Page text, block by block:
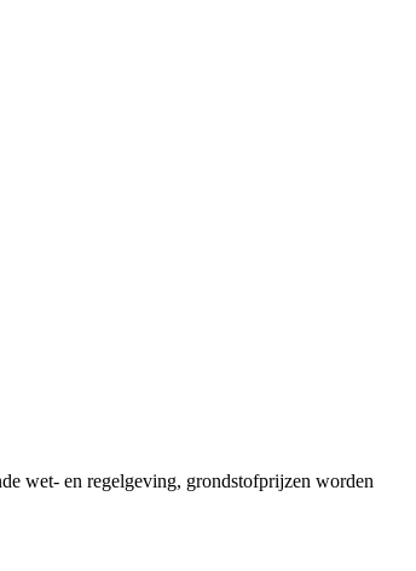
wet- en regelgeving, grondstofprijzen worden